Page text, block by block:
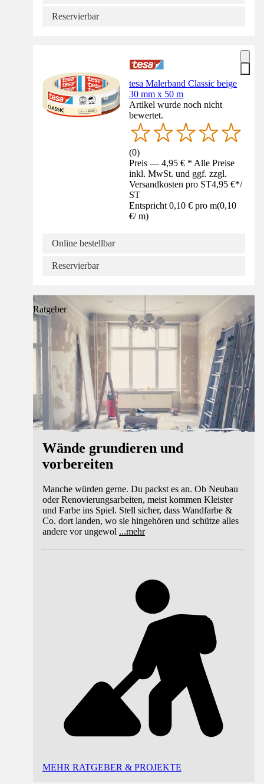
Reservierbar
tesa Malerband Classic beige
30 mm x 50 m
Artikel wurde noch nicht
bewertet.
(0)
Preis — 4,95 € * Alle Preise
inkl. MwSt. und ggf. zzgl.
Versandkosten pro ST4,95 €*/
ST
Entspricht 0,10 € pro m(0,10
€/ m)
Online bestellbar
Reservierbar
Ratgeber
Wände grundieren und
vorbereiten
Manche würden gerne. Du packst es an. Ob Neubau
oder Renovierungsarbeiten, meist kommen Kleister
und Farbe ins Spiel. Stell sicher, dass Wandfarbe &
Co. dort landen, wo sie hingehören und schütze alles
andere vor ungewol ...mehr
MEHR RATGEBER & PROJEKTE